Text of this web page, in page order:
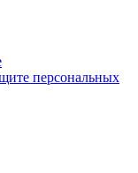
персональных